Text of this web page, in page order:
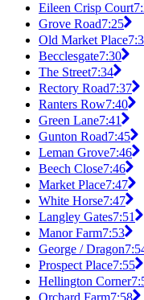
Eileen Crisp Court
Grove Road7:25
Old Market Place
Becclesgate7:30
The Street7:34
Rectory Road7:37
Ranters Row7:40
Green Lane7:41
Gunton Road7:45
Leman Grove7:46
Beech Close7:46
Market Place7:47
White Horse7:47
Langley Gates7:51
Manor Farm7:53
George / Dragon
Prospect Place7:55
Hellington Corner